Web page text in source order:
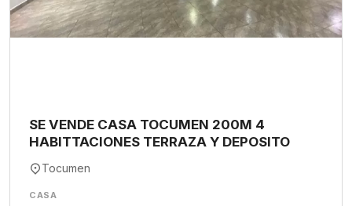
SE VENDE CASA TOCUMEN 200M 4
HABITTACIONES TERRAZA Y DEPOSITO
Tocumen
CASA